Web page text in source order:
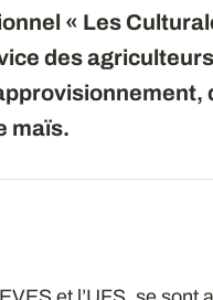
« Les
des
maïs.